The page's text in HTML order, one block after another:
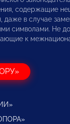
содержащие
даже в случае
символами. Не
к